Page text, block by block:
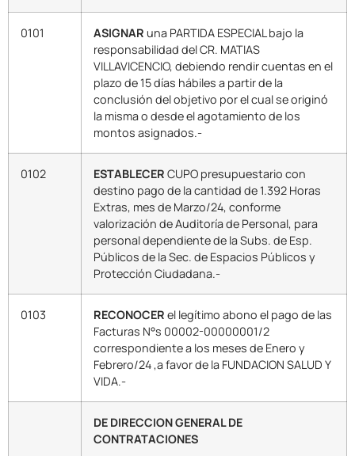
0101 ASIGNAR una PARTIDA ESPECIAL bajo la
responsabilidad del CR. MATIAS
VILLAVICENCIO, debiendo rendir cuentas en el
plazo de 15 días hábiles a partir de la
conclusión del objetivo por el cual se originó
la misma o desde el agotamiento de los
montos asignados.-
0102 ESTABLECER CUPO presupuestario con
destino pago de la cantidad de 1.392 Horas
Extras, mes de Marzo/24, conforme
valorización de Auditoría de Personal, para
personal dependiente de la Subs. de Esp.
Públicos de la Sec. de Espacios Públicos y
Protección Ciudadana.-
0103 RECONOCER el legítimo abono el pago de las
Facturas N°s 00002-00000001/2
correspondiente a los meses de Enero y
Febrero/24 ,a favor de la FUNDACION SALUD Y
VIDA.-
DE DIRECCION GENERAL DE
CONTRATACIONES